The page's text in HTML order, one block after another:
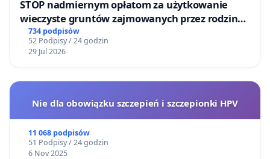
STOP nadmiernym opłatom za użytkowanie
wieczyste gruntów zajmowanych przez rodzinne
ogrody działkowe.
734 podpisów
52 Podpisy / 24 godzin
29 Jul 2026
Nie dla obowiązku szczepień i szczepionki HPV
11 068 podpisów
51 Podpisy / 24 godzin
6 Nov 2025